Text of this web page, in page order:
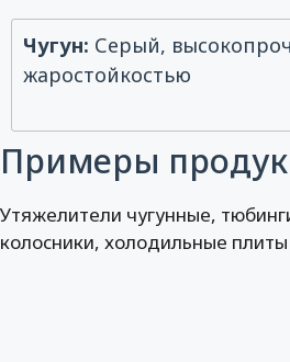
Чугун: Серый,
жаростойкостью
Примеры
Утяжелители чугунные,
колосники, холодильные